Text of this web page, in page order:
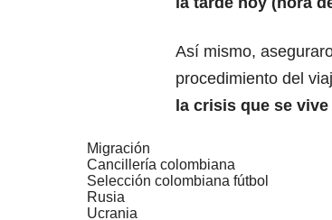
Así mismo,
procedimiento del
la crisis que se
Migración
Cancillería colombiana
Selección colombiana fútbol
Rusia
Ucrania